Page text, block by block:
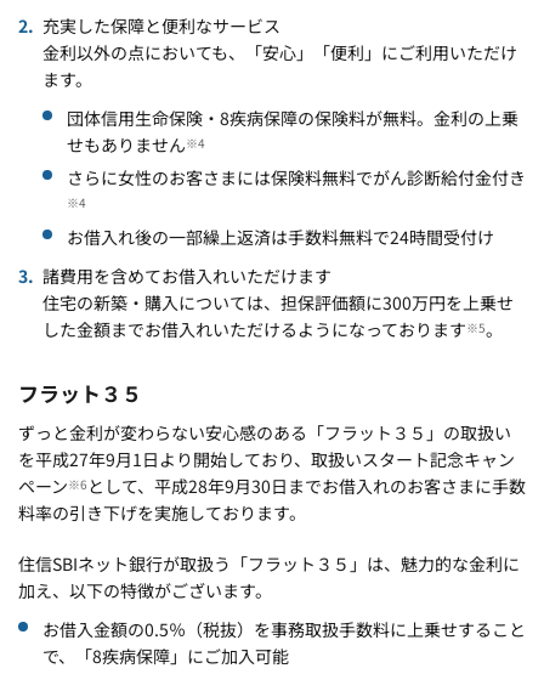
充実した保障と便利なサービス
金利以外の点においても、「安心」「便利」にご利用いただけ
ます。
団体信用生命保険・8疾病保障の保険料が無料。金利の上乗
せもありません※4
さらに女性のお客さまには保険料無料でがん診断給付金付き
※4
お借入れ後の一部繰上返済は手数料無料で24時間受付け
諸費用を含めてお借入れいただけます
住宅の新築・購入については、担保評価額に300万円を上乗せ
した金額までお借入れいただけるようになっております※5。
フラット３５
ずっと金利が変わらない安心感のある「フラット３５」の取扱い
を平成27年9月1日より開始しており、取扱いスタート記念キャン
ペーン※6 として、平成28年9月30日までお借入れのお客さまに手数
料率の引き下げを実施しております。
住信SBIネット銀行が取扱う「フラット３５」は、魅力的な金利に
加え、以下の特徴がございます。
お借入金額の0.5％（税抜）を事務取扱手数料に上乗せすること
で、「8疾病保障」にご加入可能